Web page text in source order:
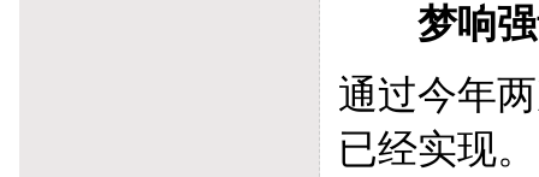
梦响强
通过今年
已经实现。